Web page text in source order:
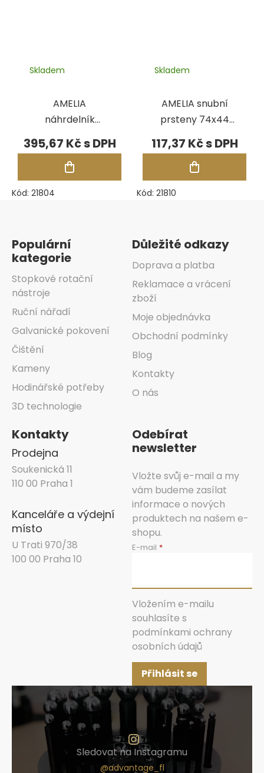
AMELIA
náhrdelník
185x183 mm -
BÉŽOVÁ
Skladem
395,67 Kč
Kód: 21804
AMELIA snubní
prsteny 74x44
mm - BÉŽOVÁ
Skladem
117,37 Kč
Kód: 21810
Populární
kategorie
Stopkové rotační
nástroje
Ruční nářadí
Galvanické pokovení
Čištění
Kameny
Hodinářské potřeby
3D technologie
Důležité odkazy
Doprava a platba
Reklamace a vrácení
zboží
Moje objednávka
Obchodní podmínky
Blog
Kontakty
O nás
Kontakty
Prodejna
Soukenická 11
110 00 Praha 1
Kanceláře a výdejní
místo
U Trati 970/38
100 00 Praha 10
Odebírat
newsletter
Vložte svůj e-mail a my
vám budeme zasílat
informace o nových
produktech na našem e-
shopu.
E-mail
Vložením e-mailu
souhlasíte s
podmínkami ochrany
osobních údajů
Přihlásit se
Sledovat na Instagramu